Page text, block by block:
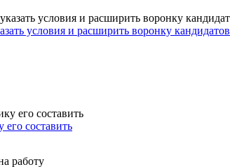
условия и расширить воронку кандидатов
его составить